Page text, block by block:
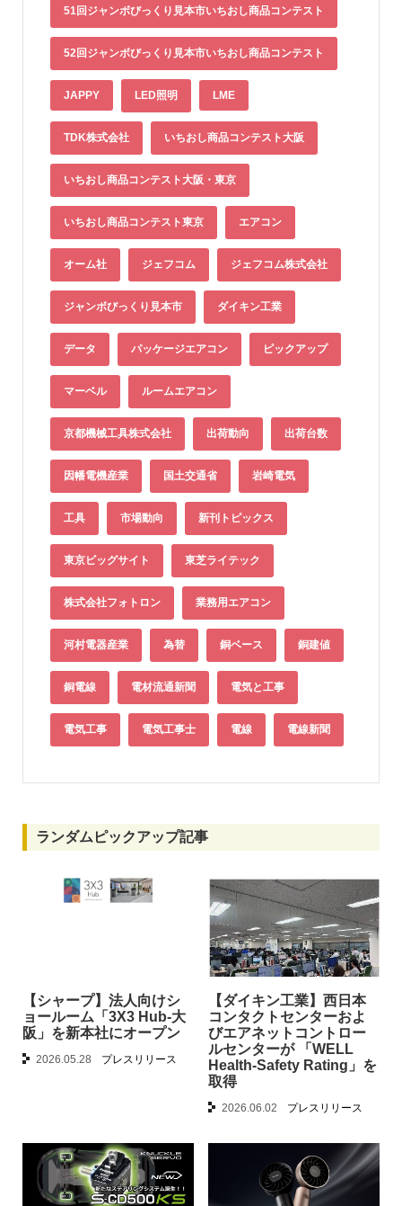
51回ジャンボびっくり見本市いちおし商品コンテスト
52回ジャンボびっくり見本市いちおし商品コンテスト
JAPPY LED照明 LME
TDK株式会社 いちおし商品コンテスト大阪
いちおし商品コンテスト大阪・東京
いちおし商品コンテスト東京 エアコン
オーム社 ジェフコム ジェフコム株式会社
ジャンボびっくり見本市 ダイキン工業
データ パッケージエアコン ピックアップ
マーベル ルームエアコン
京都機械工具株式会社 出荷動向 出荷台数
因幡電機産業 国土交通省 岩崎電気
工具 市場動向 新刊トピックス
東京ビッグサイト 東芝ライテック
株式会社フォトロン 業務用エアコン
河村電器産業 為替 銅ベース 銅建値
銅電線 電材流通新聞 電気と工事
電気工事 電気工事士 電線 電線新聞
ランダムピックアップ記事
【シャープ】法人向けシ
ョールーム「3X3 Hub-大
阪」を新本社にオープン
2026.05.28 プレスリリース
【ダイキン工業】西日本
コンタクトセンターおよ
びエアネットコントロー
ルセンターが 「WELL
Health-Safety Rating」を
取得
2026.06.02 プレスリリース